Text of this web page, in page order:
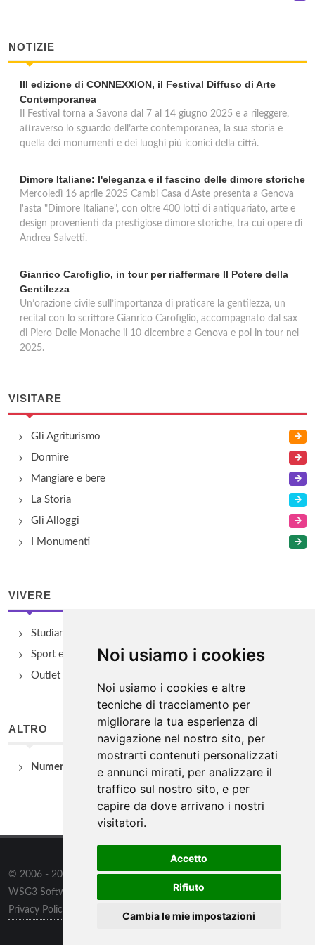
Noi usiamo i cookies
Noi usiamo i cookies e altre
tecniche di tracciamento per
migliorare la tua esperienza di
navigazione nel nostro sito, per
mostrarti contenuti personalizzati
e annunci mirati, per analizzare il
traffico sul nostro sito, e per
capire da dove arrivano i nostri
visitatori.
Accetto
Rifiuto
Cambia le mie impostazioni
NOTIZIE
III edizione di CONNEXXION, il Festival Diffuso di Arte
Contemporanea
Il Festival torna a Savona dal 7 al 14 giugno 2025 e a rileggere,
attraverso lo sguardo dell’arte contemporanea, la sua storia e
quella dei monumenti e dei luoghi più iconici della città.
Dimore Italiane: l'eleganza e il fascino delle dimore storiche
Mercoledì 16 aprile 2025 Cambi Casa d'Aste presenta a Genova
l'asta "Dimore Italiane", con oltre 400 lotti di antiquariato, arte e
design provenienti da prestigiose dimore storiche, tra cui opere di
Andrea Salvetti.
Gianrico Carofiglio, in tour per riaffermare Il Potere della
Gentilezza
Un’orazione civile sull’importanza di praticare la gentilezza, un
recital con lo scrittore Gianrico Carofiglio, accompagnato dal sax
di Piero Delle Monache il 10 dicembre a Genova e poi in tour nel
2025.
VISITARE
Gli Agriturismo
Dormire
Mangiare e bere
La Storia
Gli Alloggi
I Monumenti
VIVERE
Studiare
Sport e Benessere
Outlet e spacci aziendali
ALTRO
Numeri Utili
© 2006 - 2026 WSG3 STUDIOtutti i diritti riservati. Powered by
WSG3 Software
Privacy Policy
Preferenze sui Cookies